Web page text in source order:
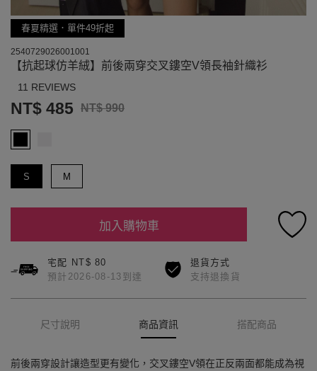
春夏精選．單件49折起
2540729026001001
【抗起球仿羊絨】前後兩穿交叉鏤空V領長袖針織衫
11 REVIEWS
NT$ 485 NT$ 990
S M
加入購物車
宅配 NT$ 80
預計2026-08-13到達
退貨方式
支持退換貨
尺寸說明 商品資訊 搭配商品
前後兩穿設計讓造型更有變化，交叉鏤空V領在正反兩面都能成為視